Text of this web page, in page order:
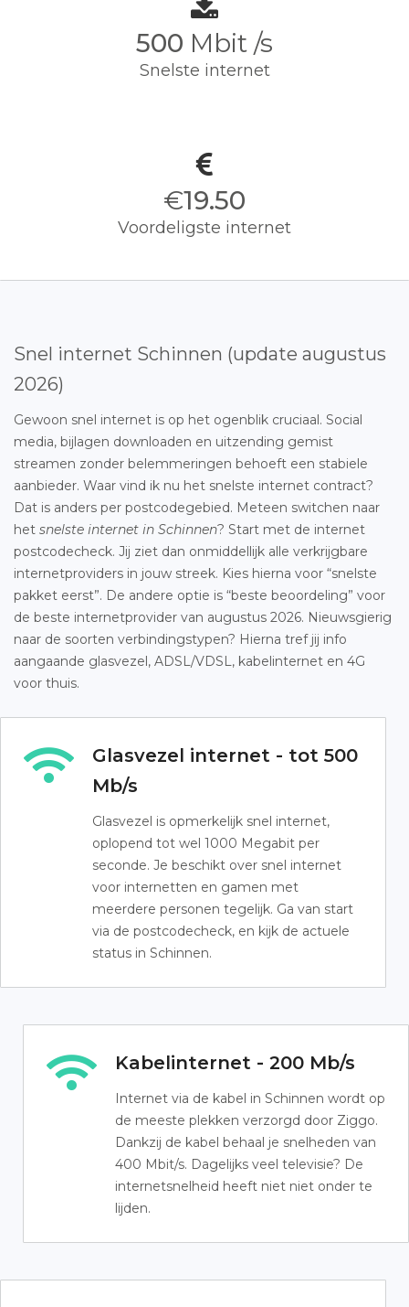
500 Mbit /s
Snelste internet
€19.50
Voordeligste internet
Snel internet Schinnen (update augustus
2026)
Gewoon snel internet is op het ogenblik cruciaal. Social
media, bijlagen downloaden en uitzending gemist
streamen zonder belemmeringen behoeft een stabiele
aanbieder. Waar vind ik nu het snelste internet contract?
Dat is anders per postcodegebied. Meteen switchen naar
het snelste internet in Schinnen? Start met de internet
postcodecheck. Jij ziet dan onmiddellijk alle verkrijgbare
internetproviders in jouw streek. Kies hierna voor “snelste
pakket eerst”. De andere optie is “beste beoordeling” voor
de beste internetprovider van augustus 2026. Nieuwsgierig
naar de soorten verbindingstypen? Hierna tref jij info
aangaande glasvezel, ADSL/VDSL, kabelinternet en 4G
voor thuis.
Glasvezel internet - tot 500
Mb/s
Glasvezel is opmerkelijk snel internet,
oplopend tot wel 1000 Megabit per
seconde. Je beschikt over snel internet
voor internetten en gamen met
meerdere personen tegelijk. Ga van start
via de postcodecheck, en kijk de actuele
status in Schinnen.
Kabelinternet - 200 Mb/s
Internet via de kabel in Schinnen wordt op
de meeste plekken verzorgd door Ziggo.
Dankzij de kabel behaal je snelheden van
400 Mbit/s. Dagelijks veel televisie? De
internetsnelheid heeft niet niet onder te
lijden.